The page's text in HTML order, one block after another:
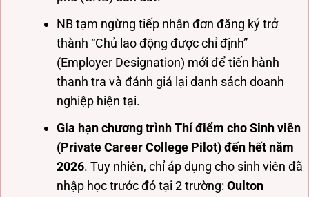
NB tạm ngừng tiếp nhận đơn đăng ký trở
thành “Chủ lao động được chỉ định”
(Employer Designation) mới để tiến hành
thanh tra và đánh giá lại danh sách doanh
nghiệp hiện tại.
Gia hạn chương trình Thí điểm cho Sinh viên
(Private Career College Pilot) đến hết năm
2026. Tuy nhiên, chỉ áp dụng cho sinh viên đã
nhập học trước đó tại 2 trường:Oulton